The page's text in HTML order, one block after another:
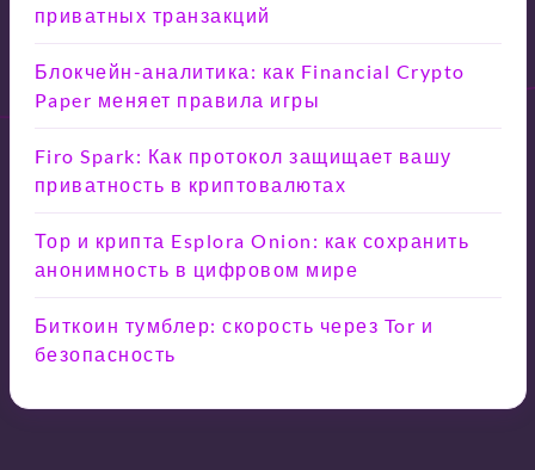
приватных транзакций
Блокчейн-аналитика: как Financial Crypto
Paper меняет правила игры
Firo Spark: Как протокол защищает вашу
приватность в криптовалютах
Тор и крипта Esplora Onion: как сохранить
анонимность в цифровом мире
Биткоин тумблер: скорость через Tor и
безопасность